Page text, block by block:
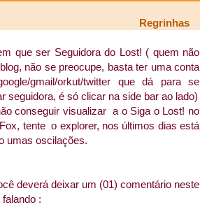
Regrinhas
que ser Seguidora do Lost! ( quem não
não se preocupe, basta ter uma conta
gmail/orkut/twitter que dá para se
seguidora, é só clicar na side bar ao lado)
conseguir visualizar a o Siga o Lost! no
tente o explorer, nos últimos dias está
umas oscilações.
deverá deixar um (01) comentário neste
falando :